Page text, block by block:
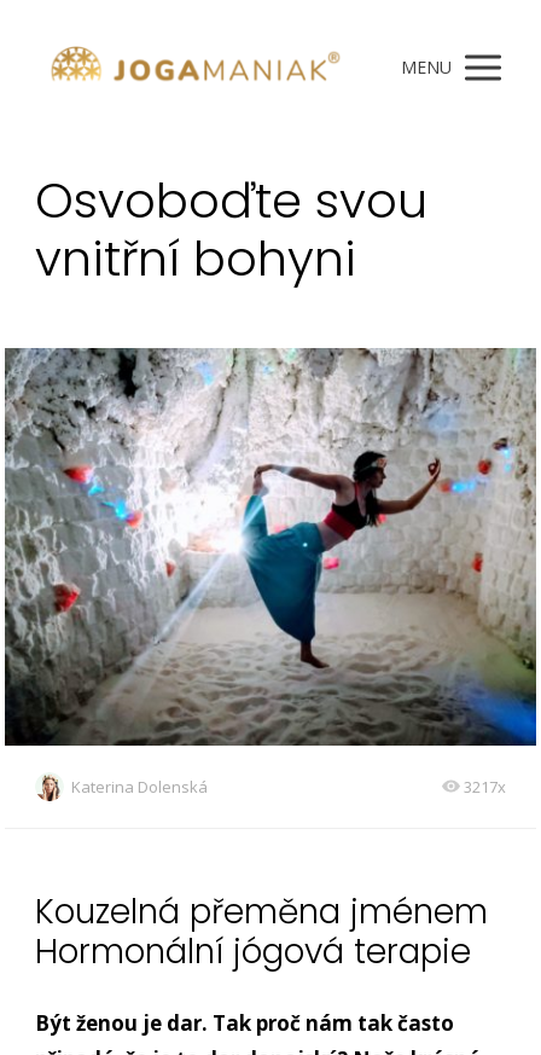
MENU
Osvoboďte svou
vnitřní bohyni
Katerina Dolenská 3217x
Kouzelná přeměna jménem
Hormonální jógová terapie
Být ženou je dar. Tak proč nám tak často